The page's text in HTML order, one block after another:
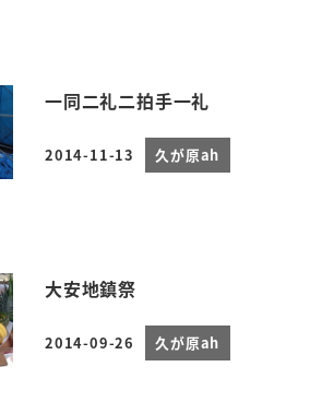
一同二礼二拍手一礼
投稿日
2014-11-13 久が原ah
大安地鎮祭
投稿日
2014-09-26 久が原ah